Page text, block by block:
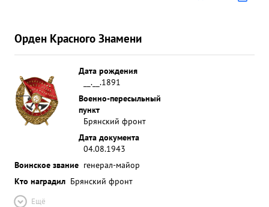
Орден Красного Знамени
Дата рождения
__.__.1891
Военно-пересыльный
пункт
Брянский фронт
Дата документа
04.08.1943
Воинское звание генерал-майор
Кто наградил Брянский фронт
Ещё